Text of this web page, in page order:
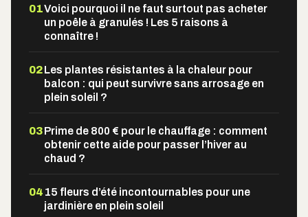
01Voici pourquoi il ne faut surtout pas acheter
un poêle à granulés ! Les 5 raisons à
connaître !
02Les plantes résistantes à la chaleur pour
balcon : qui peut survivre sans arrosage en
plein soleil ?
03Prime de 800 € pour le chauffage : comment
obtenir cette aide pour passer l’hiver au
chaud ?
04 15 fleurs d’été incontournables pour une
jardinière en plein soleil